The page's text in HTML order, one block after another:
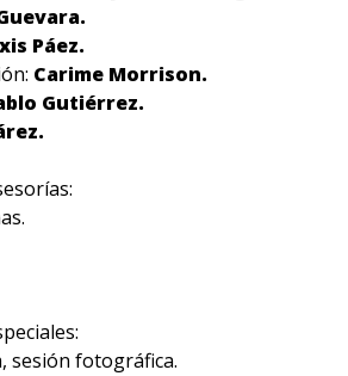
Páez.
Carime Morrison.
Gutiérrez.
sesión fotográfica.